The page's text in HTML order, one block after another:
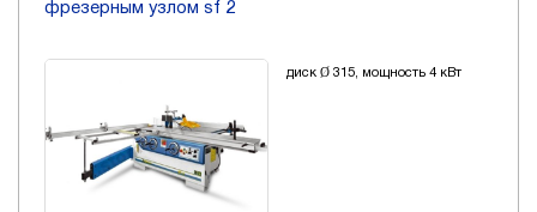
фрезерным узлом sf 2
диск Ø 315, мощность 4 кВт